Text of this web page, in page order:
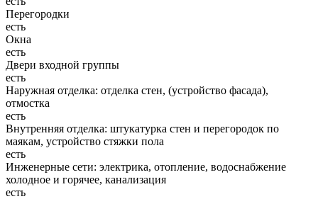
Перегородки
есть
Окна
есть
Двери входной группы
есть
Наружная отделка: отделка стен, (устройство фасада),
отмостка
есть
Внутренняя отделка: штукатурка стен и перегородок по
маякам, устройство стяжки пола
есть
Инженерные сети: электрика, отопление, водоснабжение
холодное и горячее, канализация
есть